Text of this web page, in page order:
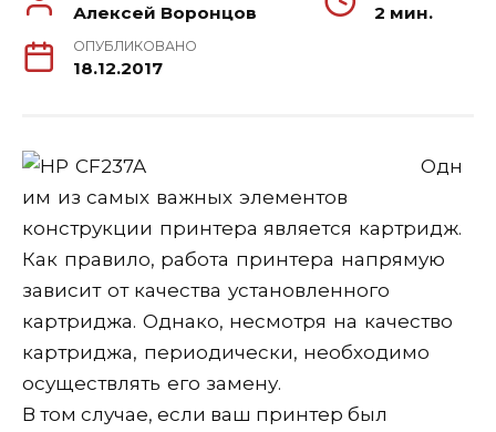
Алексей Воронцов 2 мин.
ОПУБЛИКОВАНО
18.12.2017
Одн
им из самых важных элементов
конструкции принтера является картридж.
Как правило, работа принтера напрямую
зависит от качества установленного
картриджа. Однако, несмотря на качество
картриджа, периодически, необходимо
осуществлять его замену.
В том случае, если ваш принтер был